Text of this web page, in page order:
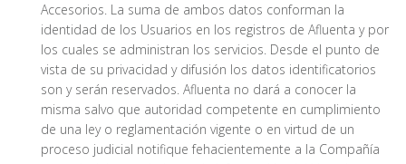
Accesorios. La suma de ambos datos conforman la
identidad de los Usuarios en los registros de Afluenta y por
los cuales se administran los servicios. Desde el punto de
vista de su privacidad y difusión los datos identificatorios
son y serán reservados. Afluenta no dará a conocer la
misma salvo que autoridad competente en cumplimiento
de una ley o reglamentación vigente o en virtud de un
proceso judicial notifique fehacientemente a la Compañía